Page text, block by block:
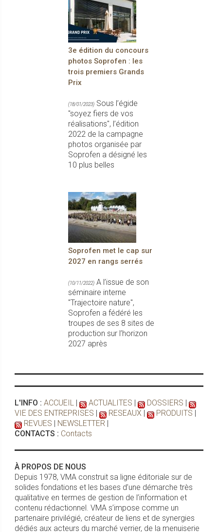
3e édition du concours
photos Soprofen : les
trois premiers Grands
Prix
(18/01/2023) Sous l’égide
"soyez fiers de vos
réalisations", l’édition
2022 de la campagne
photos organisée par
Soprofen a désigné les
10 plus belles
Soprofen met le cap sur
2027 en rangs serrés
(10/11/2022) A l’issue de son
séminaire interne
"Trajectoire nature",
Soprofen a fédéré les
troupes de ses 8 sites de
production sur l’horizon
2027 après
L'INFO : ACCUEIL ACTUALITES DOSSIERS
VIE DES ENTREPRISES
RESEAUX PRODUITS
REVUES
NEWSLETTER
CONTACTS : Contacts
À PROPOS DE NOUS
Depuis 1978, VMA construit sa ligne éditoriale sur de
solides fondations et les bases d’une démarche très
qualitative en termes de gestion de l’information et
contenu rédactionnel. VMA s’impose comme un
partenaire privilégié, créateur de liens et de synergies
dédiés aux acteurs du marché verrier, de la menuiserie